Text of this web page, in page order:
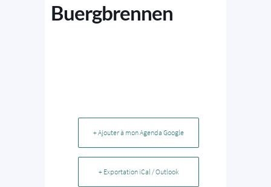
Buergbrennen
+ Ajouter à mon Agenda Google
+ Exportation iCal / Outlook